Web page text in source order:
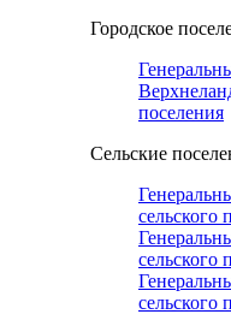
Городское
поселения
Сельские
сельского
сельского
сельского